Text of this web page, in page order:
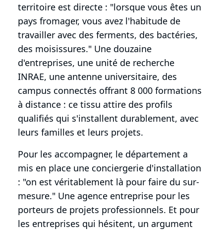
territoire est directe : "lorsque vous êtes un
pays fromager, vous avez l'habitude de
travailler avec des ferments, des bactéries,
des moisissures." Une douzaine
d'entreprises, une unité de recherche
INRAE, une antenne universitaire, des
campus connectés offrant 8 000 formations
à distance : ce tissu attire des profils
qualifiés qui s'installent durablement, avec
leurs familles et leurs projets.
Pour les accompagner, le département a
mis en place une conciergerie d'installation
: "on est véritablement là pour faire du sur-
mesure." Une agence entreprise pour les
porteurs de projets professionnels. Et pour
les entreprises qui hésitent, un argument